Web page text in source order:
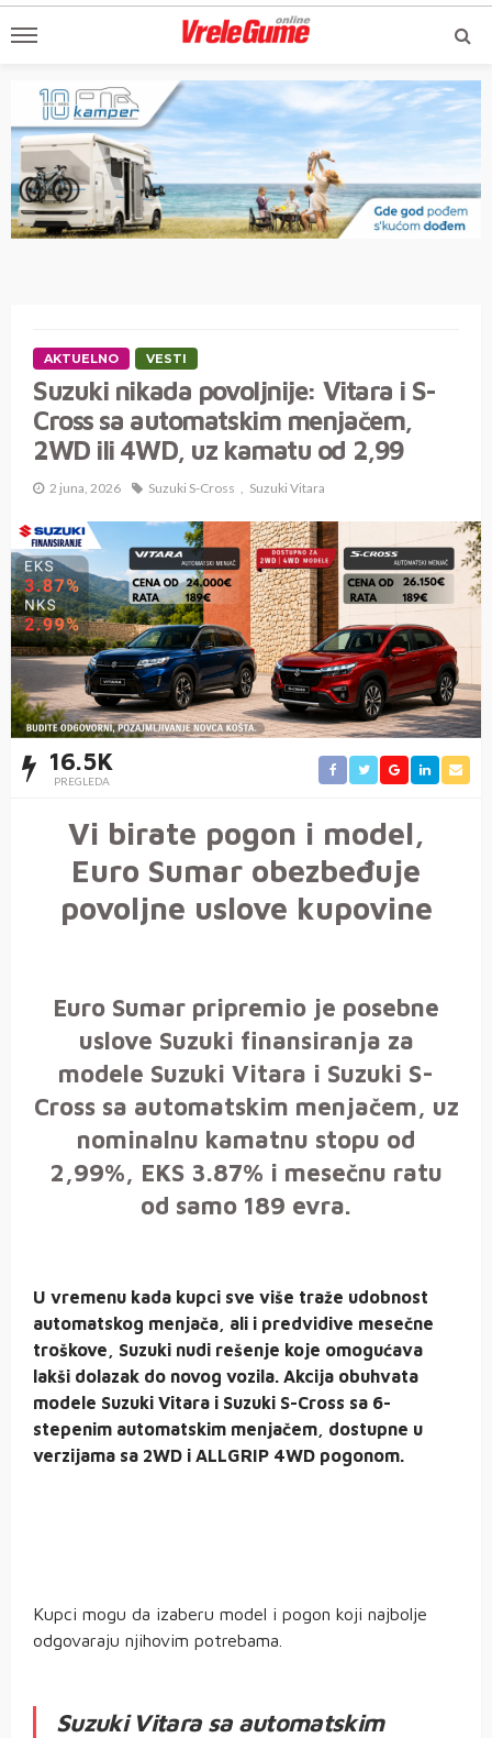
AKTUELNO VESTI
Suzuki nikada povoljnije: Vitara i S-
Cross sa automatskim menjačem,
2WD ili 4WD, uz kamatu od 2,99
2 juna, 2026 Suzuki S-Cross Suzuki Vitara
16.5K
PREGLEDA
Vi birate pogon i model,
Euro Sumar obezbeđuje
povoljne uslove kupovine
Euro Sumar pripremio je posebne
uslove Suzuki finansiranja za
modele Suzuki Vitara i Suzuki S-
Cross sa automatskim menjačem, uz
nominalnu kamatnu stopu od
2,99%, EKS 3.87% i mesečnu ratu
od samo 189 evra.
U vremenu kada kupci sve više traže udobnost
automatskog menjača, ali i predvidive mesečne
troškove, Suzuki nudi rešenje koje omogućava
lakši dolazak do novog vozila. Akcija obuhvata
modele Suzuki Vitara i Suzuki S-Cross sa 6-
stepenim automatskim menjačem, dostupne u
verzijama sa 2WD i ALLGRIP 4WD pogonom.
Kupci mogu da izaberu model i pogon koji najbolje
odgovaraju njihovim potrebama.
Suzuki Vitara sa automatskim